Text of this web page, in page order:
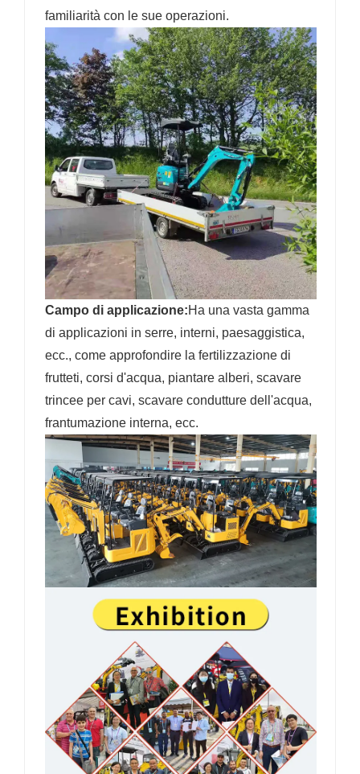
familiarità con le sue operazioni.
Campo di applicazione:Ha una vasta gamma
di applicazioni in serre, interni, paesaggistica,
ecc., come approfondire la fertilizzazione di
frutteti, corsi d'acqua, piantare alberi, scavare
trincee per cavi, scavare condutture dell'acqua,
frantumazione interna, ecc.